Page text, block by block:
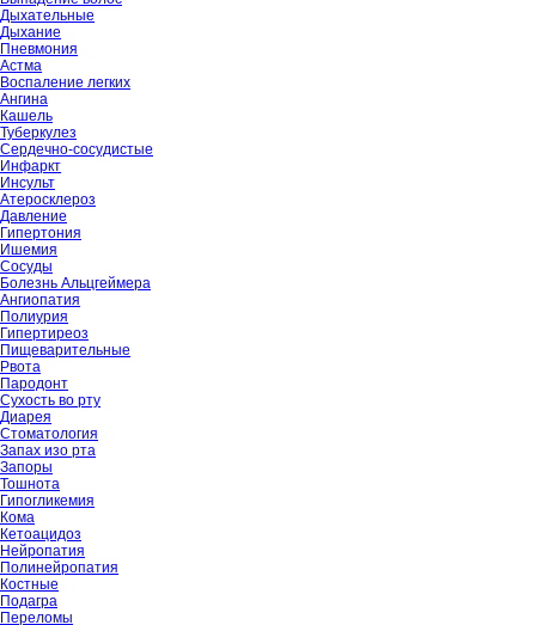
Дыхательные
Дыхание
Пневмония
Астма
Воспаление легких
Ангина
Кашель
Туберкулез
Сердечно-сосудистые
Инфаркт
Инсульт
Атеросклероз
Давление
Гипертония
Ишемия
Сосуды
Болезнь Альцгеймера
Ангиопатия
Полиурия
Гипертиреоз
Пищеварительные
Рвота
Пародонт
Сухость во рту
Диарея
Стоматология
Запах изо рта
Запоры
Тошнота
Гипогликемия
Кома
Кетоацидоз
Нейропатия
Полинейропатия
Костные
Подагра
Переломы